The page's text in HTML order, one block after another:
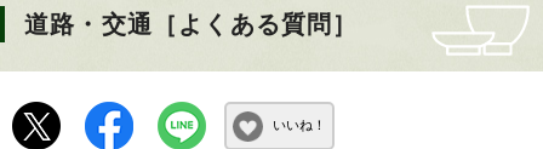
道路・交通［よくある質問］
いいね！